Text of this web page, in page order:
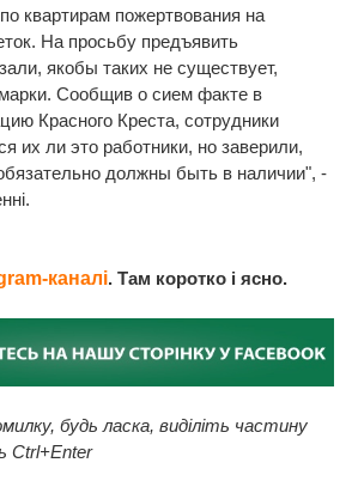
квартирам пожертвования на
На просьбу предъявить
якобы таких не существует,
Сообщив о сием факте в
Красного Креста, сотрудники
их ли это работники, но заверили,
должны быть в наличии", -
каналі. Там коротко і ясно.
будь ласка, виділіть частину
Ctrl+Enter